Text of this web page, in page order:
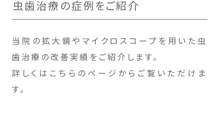
虫歯治療の症例をご紹介
当院の拡大鏡やマイクロスコープを用いた虫
歯治療の改善実績をご紹介します。
詳しくはこちらのページからご覧いただけま
す。